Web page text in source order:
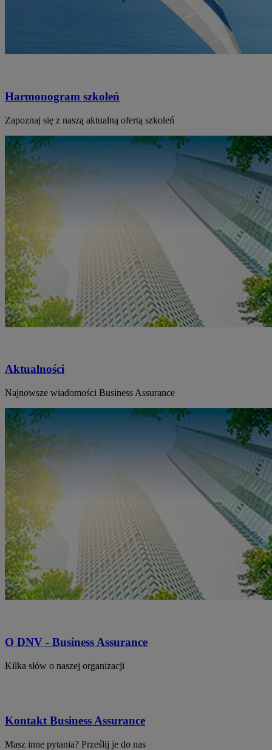
Harmonogram szkoleń
Zapoznaj się z naszą aktualną ofertą szkoleń
Aktualności
Najnowsze wiadomości Business Assurance
O DNV - Business Assurance
Kilka słów o naszej organizacji
Kontakt Business Assurance
Masz inne pytania? Prześlij je do nas